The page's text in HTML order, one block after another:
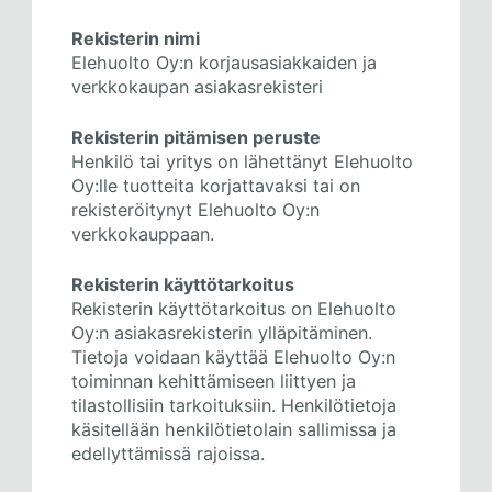
Rekisterin nimi
Elehuolto Oy:n korjausasiakkaiden ja
verkkokaupan asiakasrekisteri
Rekisterin pitämisen peruste
Henkilö tai yritys on lähettänyt Elehuolto
Oy:lle tuotteita korjattavaksi tai on
rekisteröitynyt Elehuolto Oy:n
verkkokauppaan.
Rekisterin käyttötarkoitus
Rekisterin käyttötarkoitus on Elehuolto
Oy:n asiakasrekisterin ylläpitäminen.
Tietoja voidaan käyttää Elehuolto Oy:n
toiminnan kehittämiseen liittyen ja
tilastollisiin tarkoituksiin. Henkilötietoja
käsitellään henkilötietolain sallimissa ja
edellyttämissä rajoissa.